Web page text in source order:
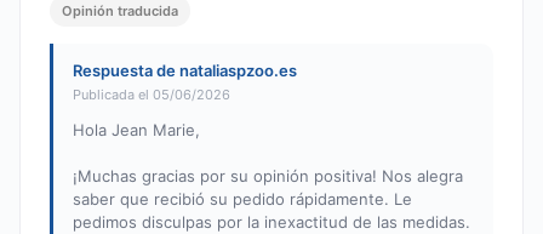
Opinión traducida
Respuesta de nataliaspzoo.es
Publicada el 05/06/2026
Hola Jean Marie,
¡Muchas gracias por su opinión positiva! Nos alegra
saber que recibió su pedido rápidamente. Le
pedimos disculpas por la inexactitud de las medidas.